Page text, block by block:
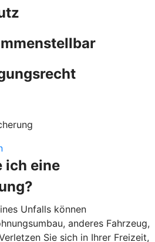
ich eine
Unfalls können
anderes Fahrzeug,
Sie sich in Ihrer Freizeit,